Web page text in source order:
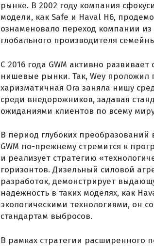
рынке. В 2002 году компания
модели, как Safe и Haval H6,
ознаменовало переход компании из
глобального производителя
С 2016 года GWM активно
нишевые рынки. Так, Wey проложил
харизматичная Ora заняла нишу
среди внедорожников, задавая
ожиданиями клиентов по всему
В период глубоких
GWM по-прежнему стремится к
и реализует стратегию
горизонтов. Дизельный силовой
разработок, демонстрирует
надежность в таких моделях, как
экологическими технологиями, он
стандартам выбросов.
В рамках стратегии расширенного